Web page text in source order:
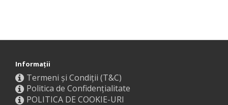
Informaţii
Termeni și Condiții (T&C)
Politica de Confidențialitate
POLITICA DE COOKIE-URI